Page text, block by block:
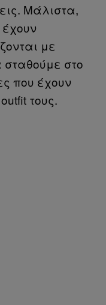
Μάλιστα,
με
σταθούμε στο
που έχουν
τους.